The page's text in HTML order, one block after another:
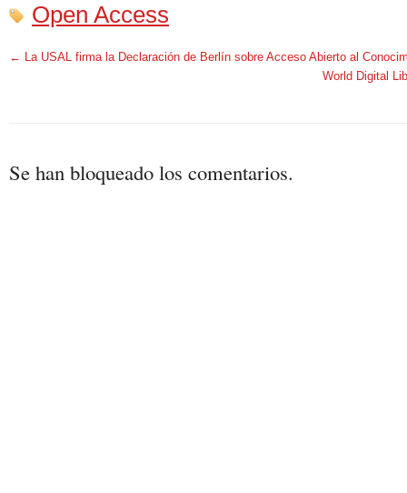
Open Access
←
La USAL firma la Declaración de Berlín sobre Acceso Abierto al
World Digital
Se han bloqueado los comentarios.